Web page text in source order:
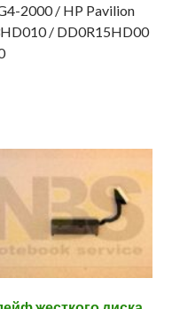
2000 / HP Pavilion
/ DD0R15HD00